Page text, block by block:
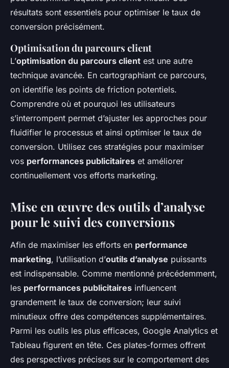
résultats sont essentiels pour optimiser le taux de
conversion précisément.
Optimisation du parcours client
L’optimisation du parcours client est une autre
technique avancée. En cartographiant ce parcours,
on identifie les points de friction potentiels.
Comprendre où et pourquoi les utilisateurs
s’interrompent permet d’ajuster les approches pour
fluidifier le processus et ainsi optimiser le taux de
conversion. Utilisez ces stratégies pour maximiser
vos performances publicitaires et améliorer
continuellement vos efforts marketing.
Mise en œuvre des outils d’analyse
pour le suivi des conversions
Afin de maximiser les efforts en performance
marketing, l’utilisation d’outils d’analyse puissants
est indispensable. Comme mentionné précédemment,
les performances publicitaires influencent
grandement le taux de conversion; leur suivi
minutieux offre des compétences supplémentaires.
Parmi les outils les plus efficaces, Google Analytics et
Tableau figurent en tête. Ces plates-formes offrent
des perspectives précises sur le comportement des